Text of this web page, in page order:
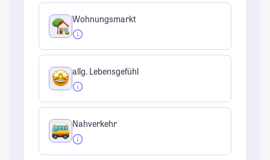
Wohnungsmarkt
allg. Lebensgefühl
Nahverkehr